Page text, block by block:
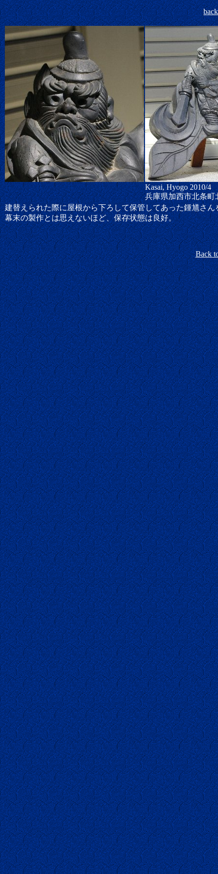
Kasai, Hyogo 2010/4
兵庫県加西市北条町
建替えられた際に屋根から下ろして保管してあった鍾馗さ
幕末の製作とは思えないほど、保存状態は良好。
Back